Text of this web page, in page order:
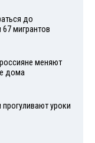
до
мигрантов
меняют
дома
уроки